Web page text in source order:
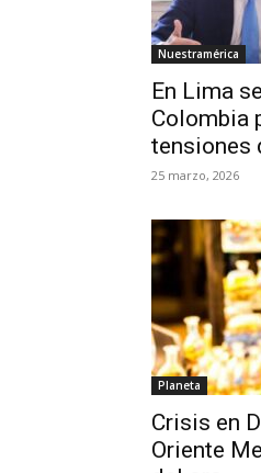
Nuestramérica
En Lima
Colombia
tensiones
25 marzo, 2026
Planeta
Crisis en
Oriente